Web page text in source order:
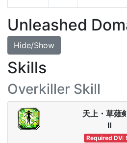
Unleashed
Hide/Show
Skills
Overkiller Skill
天上・草薙
Ⅱ
Required DV: